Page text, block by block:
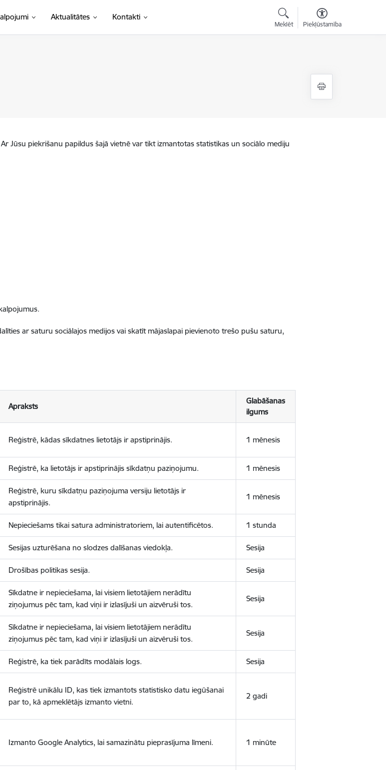
Aktualitātes Kontakti
Meklēt Piekļūstamība
Jūsu piekrišanu papildus šajā vietnē var tikt izmantotas statistikas un sociālo mediju
ar saturu sociālajos medijos vai skatīt mājaslapai pievienoto trešo pušu saturu,
Apraksts
Glabāšanas
ilgums
Reģistrē, kādas sīkdatnes lietotājs ir apstiprinājis. 1 mēnesis
Reģistrē, ka lietotājs ir apstiprinājis sīkdatņu paziņojumu. 1 mēnesis
Reģistrē, kuru sīkdatņu paziņojuma versiju lietotājs ir
apstiprinājis.
1 mēnesis
Nepieciešams tikai satura administratoriem, lai autentificētos. 1 stunda
Sesijas uzturēšana no slodzes dalīšanas viedokļa. Sesija
Drošības politikas sesija. Sesija
Sīkdatne ir nepieciešama, lai visiem lietotājiem nerādītu
ziņojumus pēc tam, kad viņi ir izlasījuši un aizvēruši tos.
Sesija
Sīkdatne ir nepieciešama, lai visiem lietotājiem nerādītu
ziņojumus pēc tam, kad viņi ir izlasījuši un aizvēruši tos.
Sesija
Reģistrē, ka tiek parādīts modālais logs. Sesija
Reģistrē unikālu ID, kas tiek izmantots statistisko datu iegūšanai
par to, kā apmeklētājs izmanto vietni.
2 gadi
Izmanto Google Analytics, lai samazinātu pieprasījuma līmeni. 1 minūte